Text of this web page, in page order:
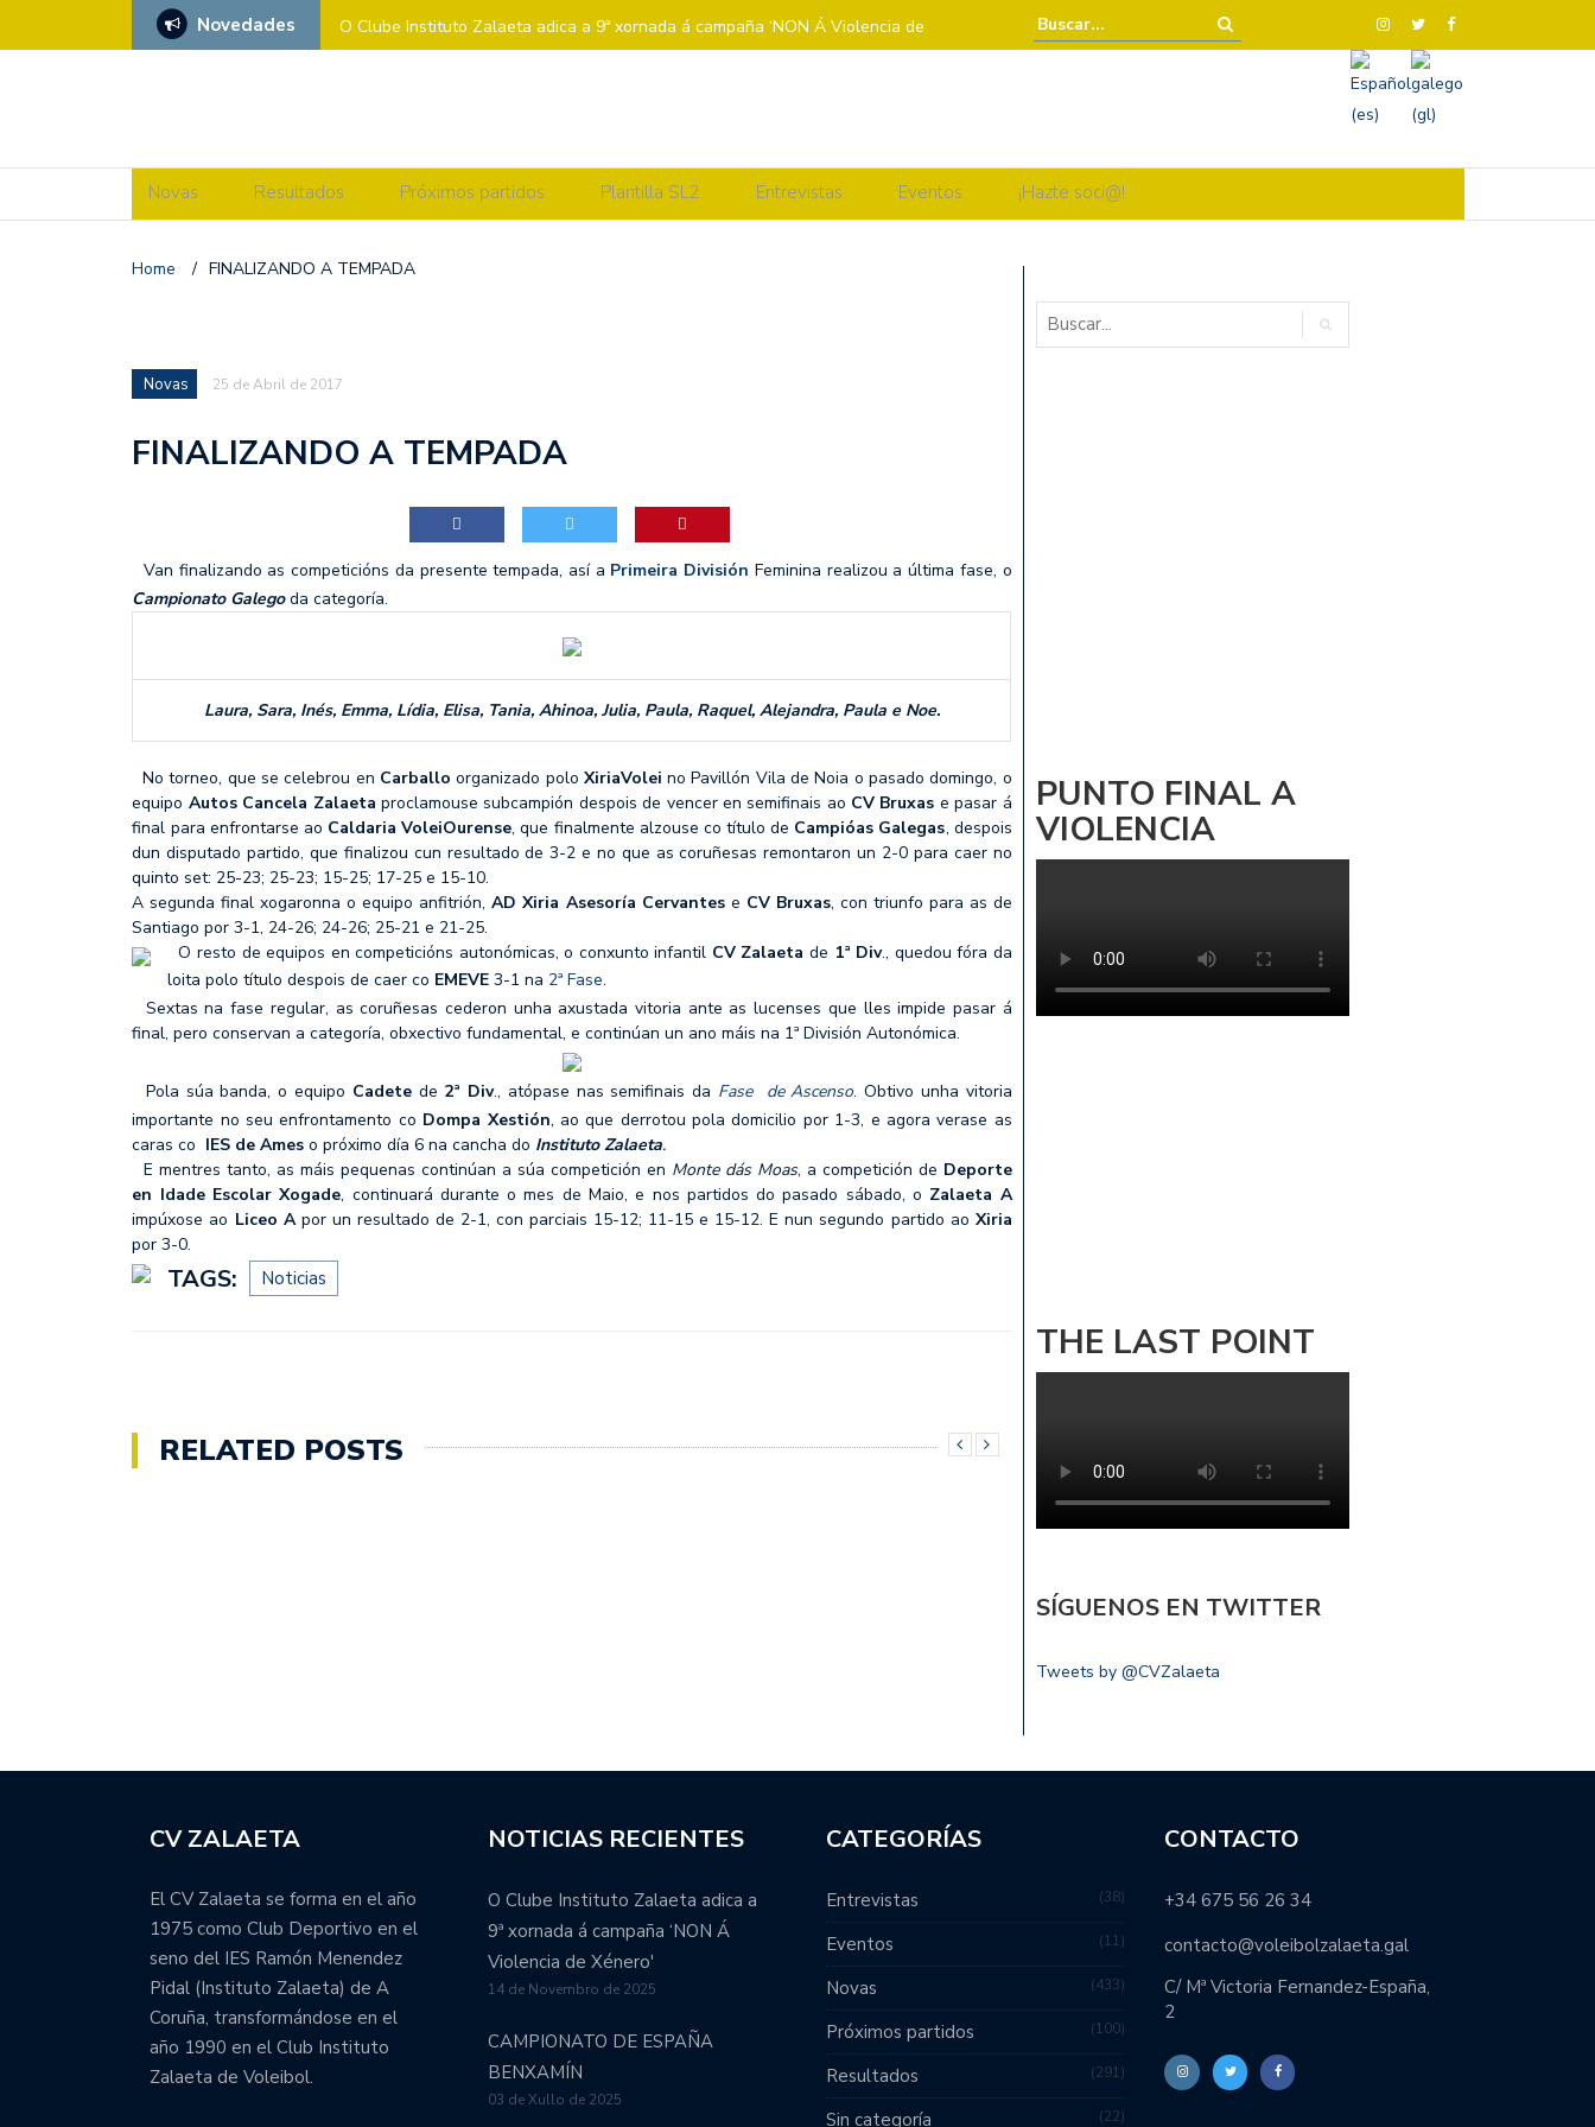
Novedades
O Clube Instituto Zalaeta adica a 9ª xornada á campaña ‘NON Á Violencia de
Xénero’
𝗖𝗔𝗠𝗣𝗜𝗢𝗔𝗦 𝗚𝗔𝗟𝗘𝗚𝗔𝗦 𝗕𝗘𝗡𝗫𝗔𝗠Í𝗡 SEGUNDA VOLTA DA LIGA REGULAR
SF2: CV ZALAETA Vs FEDE ASCENSORES LA LAGUNA
MÉRCORES CON “M” DE MADRIÑA: PAULA LORENZO
PARTIDO ADICADO Contra a Violencia de Xénero
MÉRCORES CON M DE MADRIÑA: INÉS RIVAS
MÉRCORES CON M DE MADRIÑA: NOA PARDIÑAS
SF2: FEEL ALCOBENDAS Vs CV ZALAETA
Novas Resultados Próximos partidos Plantilla SL2 Entrevistas Eventos ¡Hazte soci@!
Home / FINALIZANDO A TEMPADA
Novas 25 de Abril de 2017
FINALIZANDO A TEMPADA
Van finalizando as competicións da presente tempada, así a Primeira División Feminina realizou a última fase, o
Campionato Galegoda categoría.
Laura, Sara, Inés, Emma, Lídia, Elisa, Tania, Ahinoa, Julia, Paula, Raquel, Alejandra, Paula e Noe.
No torneo, que se celebrou en Carballo organizado polo XiriaVolei no Pavillón Vila de Noia o pasado domingo, o
equipo Autos Cancela Zalaeta proclamouse subcampión despois de vencer en semifinais ao CV Bruxas e pasar á
final para enfrontarse ao Caldaria VoleiOurense, que finalmente alzouse co título de Campióas Galegas, despois
dun disputado partido, que finalizou cun resultado de 3-2 e no que as coruñesas remontaron un 2-0 para caer no
quinto set: 25-23; 25-23; 15-25; 17-25 e 15-10.
A segunda final xogaronna o equipo anfitrión,AD Xiria Asesoría Cervantese CV Bruxas, con triunfo para as de
Santiago por 3-1, 24-26; 24-26; 25-21 e 21-25.
O resto de equipos en competicións autonómicas, o conxunto infantil CV Zalaeta de 1ª Div., quedou fóra da
loita polo título despois de caer co EMEVE 3-1 na 2ª Fase.
Sextas na fase regular, as coruñesas cederon unha axustada vitoria ante as lucenses que lles impide pasar á
final, pero conservan a categoría, obxectivo fundamental, e continúan un ano máis na 1ª División Autonómica.
Pola súa banda, o equipo Cadetede 2ª Div., atópase nas semifinais da Fase de Ascenso. Obtivo unha vitoria
importante no seu enfrontamento co Dompa Xestión, ao que derrotou pola domicilio por 1-3, e agora verase as
caras co IES de Ames o próximo día 6 na cancha do Instituto Zalaeta.
E mentres tanto, as máis pequenas continúan a súa competición en Monte dás Moas, a competición de Deporte
en Idade Escolar Xogade, continuará durante o mes de Maio, e nos partidos do pasado sábado, o Zalaeta A
impúxose ao Liceo Apor un resultado de 2-1, con parciais 15-12; 11-15 e 15-12. E nun segundo partido ao Xiria
por 3-0.
TAGS: Noticias
RELATED POSTS
PUNTO FINAL A
VIOLENCIA
THE LAST POINT
SÍGUENOS EN TWITTER
Tweets by @CVZalaeta
CV ZALAETA
El CV Zalaeta se forma en el año
1975 como Club Deportivo en el
seno del IES Ramón Menendez
Pidal (Instituto Zalaeta) de A
Coruña, transformándose en el
año 1990 en el Club Instituto
Zalaeta de Voleibol.
NOTICIAS RECIENTES
O Clube Instituto Zalaeta adica a
9ª xornada á campaña ‘NON Á
Violencia de Xénero'
14 de Novembro de 2025
CAMPIONATO DE ESPAÑA
BENXAMÍN
03 de Xullo de 2025
CATEGORÍAS
Entrevistas 38
Eventos 11
Novas 433
Próximos partidos 100
Resultados 291
Sin categoría 22
CONTACTO
+34 675 56 26 34
contacto@voleibolzalaeta.gal
C/ Mª Victoria Fernandez-España,
2